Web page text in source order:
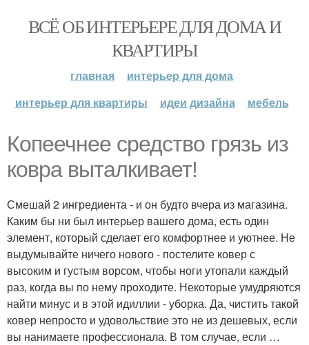
ВСЁ ОБ ИНТЕРЬЕРЕ ДЛЯ ДОМА И
КВАРТИРЫ
главная
интерьер для дома
интерьер для квартиры
идеи дизайна мебель
Копеечнее средство грязь из
ковра выталкивает!
Смешай 2 ингредиента - и он будто вчера из магазина.
Каким бы ни был интерьер вашего дома, есть один
элемент, который сделает его комфортнее и уютнее. Не
выдумывайте ничего нового - постелите ковер с
высоким и густым ворсом, чтобы ноги утопали каждый
раз, когда вы по нему проходите. Некоторые умудряются
найти минус и в этой идиллии - уборка. Да, чистить такой
ковер непросто и удовольствие это не из дешевых, если
вы нанимаете профессионала. В том случае, если …